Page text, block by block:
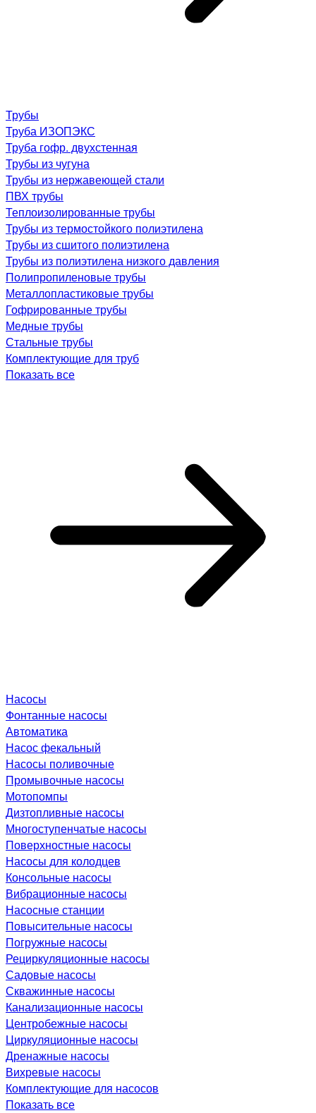
Трубы
Труба ИЗОПЭКС
Труба гофр. двухстенная
Трубы из чугуна
Трубы из нержавеющей стали
ПВХ трубы
Теплоизолированные трубы
Трубы из термостойкого полиэтилена
Трубы из сшитого полиэтилена
Трубы из полиэтилена низкого давления
Полипропиленовые трубы
Металлопластиковые трубы
Гофрированные трубы
Медные трубы
Стальные трубы
Комплектующие для труб
Показать все
Насосы
Фонтанные насосы
Автоматика
Насос фекальный
Насосы поливочные
Промывочные насосы
Мотопомпы
Дизтопливные насосы
Многоступенчатые насосы
Поверхностные насосы
Насосы для колодцев
Консольные насосы
Вибрационные насосы
Насосные станции
Повысительные насосы
Погружные насосы
Рециркуляционные насосы
Садовые насосы
Скважинные насосы
Канализационные насосы
Центробежные насосы
Циркуляционные насосы
Дренажные насосы
Вихревые насосы
Комплектующие для насосов
Показать все